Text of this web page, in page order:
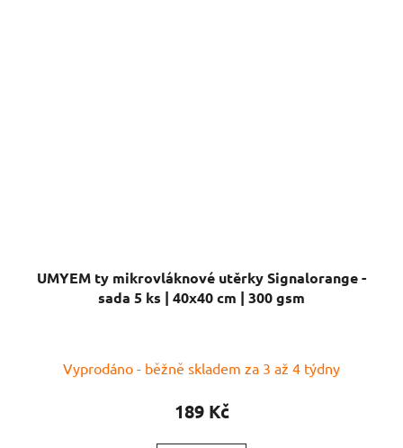
UMYEM ty mikrovláknové utěrky Signalorange -
sada 5 ks | 40x40 cm | 300 gsm
Vyprodáno - běžně skladem za 3 až 4 týdny
189 Kč